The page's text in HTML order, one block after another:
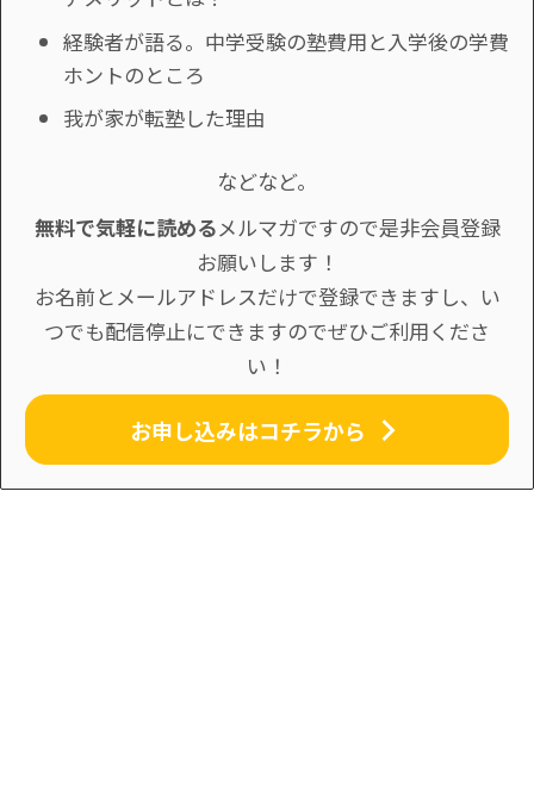
経験者が語る。中学受験の塾費用と入学後の学費
ホントのところ
我が家が転塾した理由
などなど。
無料で気軽に読めるメルマガですので是非会員登録
お願いします！
お名前とメールアドレスだけで登録できますし、い
つでも配信停止にできますのでぜひご利用くださ
い！
お申し込みはコチラから